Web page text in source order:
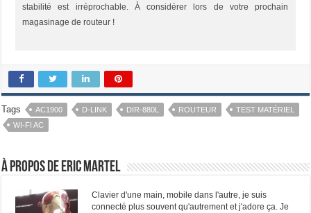
stabilité est irréprochable. À considérer lors de votre prochain
magasinage de routeur !
Tags AC1900 D-LINK DIR-880L ROUTEUR
TEST MATÉRIEL
WI-FI AC
À propos de Eric Martel
Clavier d'une main, mobile dans l'autre, je suis
connecté plus souvent qu'autrement et j'adore ça. Je